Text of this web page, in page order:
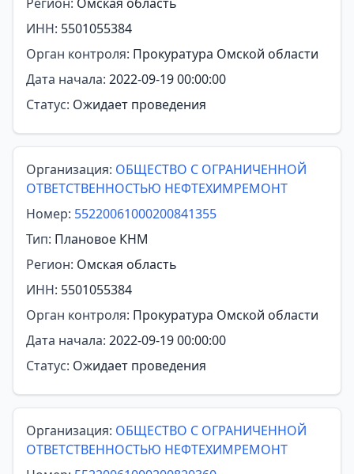
ИНН: 5501055384
Орган контроля: Прокуратура Омской области
Дата начала: 2022-09-19 00:00:00
Статус: Ожидает проведения
Организация: ОБЩЕСТВО С ОГРАНИЧЕННОЙ
ОТВЕТСТВЕННОСТЬЮ НЕФТЕХИМРЕМОНТ
Номер: 55220061000200841355
Тип: Плановое КНМ
Регион: Омская область
ИНН: 5501055384
Орган контроля: Прокуратура Омской области
Дата начала: 2022-09-19 00:00:00
Статус: Ожидает проведения
Организация: ОБЩЕСТВО С ОГРАНИЧЕННОЙ
ОТВЕТСТВЕННОСТЬЮ НЕФТЕХИМРЕМОНТ